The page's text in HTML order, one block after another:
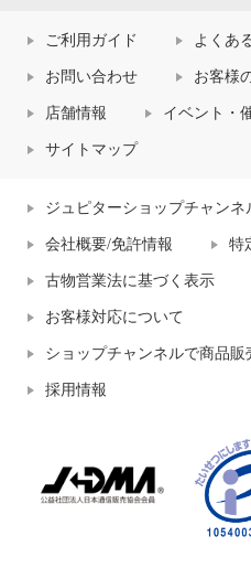
ご利用ガイド よくあ
お問い合わせ お客様
店舗情報 イベント・
サイトマップ
ジュピターショップチャンネ
会社概要/免許情報 特
古物営業法に基づく表示
お客様対応について
ショップチャンネルで商品販
採用情報